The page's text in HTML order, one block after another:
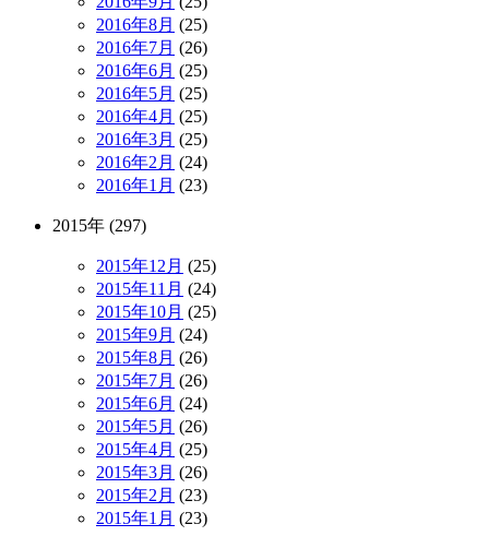
2016年8月 (25)
2016年7月 (26)
2016年6月 (25)
2016年5月 (25)
2016年4月 (25)
2016年3月 (25)
2016年2月 (24)
2016年1月 (23)
2015年 (297)
2015年12月 (25)
2015年11月 (24)
2015年10月 (25)
2015年9月 (24)
2015年8月 (26)
2015年7月 (26)
2015年6月 (24)
2015年5月 (26)
2015年4月 (25)
2015年3月 (26)
2015年2月 (23)
2015年1月 (23)